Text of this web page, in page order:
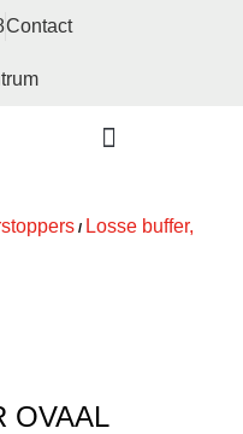
Contact
/ Losse buffer,
OVAAL